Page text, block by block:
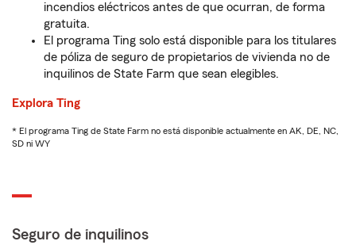
incendios eléctricos antes de que ocurran, de forma
gratuita.
El programa Ting solo está disponible para los titulares
de póliza de seguro de propietarios de vivienda no de
inquilinos de State Farm que sean elegibles.
Explora Ting
* El programa Ting de State Farm no está disponible actualmente en AK, DE, NC,
SD ni WY
Seguro de inquilinos